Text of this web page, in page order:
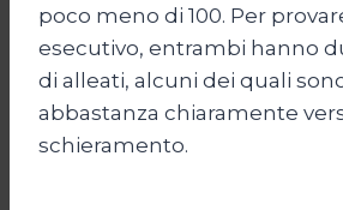
poco meno di 100. Per
esecutivo, entrambi hanno
di alleati, alcuni dei quali
abbastanza chiaramente
schieramento.